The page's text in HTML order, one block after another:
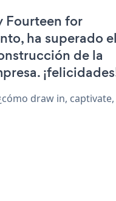
Fourteen for
ha superado el
de la
draw in,